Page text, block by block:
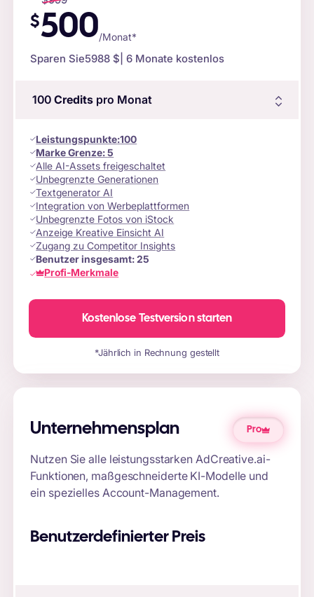
$500/Monat*
Sparen Sie5988 $ | 6 Monate kostenlos
100 Creditspro Monat
Leistungspunkte:100
Marke Grenze:5
Alle AI-Assets freigeschaltet
Unbegrenzte Generationen
Textgenerator AI
Integration von Werbeplattformen
Unbegrenzte Fotos von iStock
Anzeige Kreative Einsicht AI
Zugang zu Competitor Insights
Benutzer insgesamt:25
Profi-Merkmale
Kostenlose Testversion starten
*Jährlich in Rechnung gestellt
Unternehmensplan Pro
Nutzen Sie alle leistungsstarken AdCreative.ai-
Funktionen, maßgeschneiderte KI-Modelle und
ein spezielles Account-Management.
Benutzerdefinierter Preis